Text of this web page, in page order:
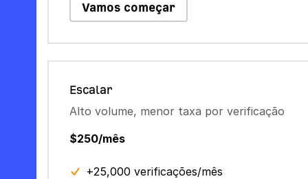
Vamos começar
Escalar
Alto volume, menor taxa por verificação
$250/mês
+25,000 verificações/mês